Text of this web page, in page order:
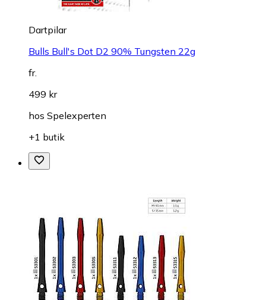
Dartpilar
Bulls Bull's Dot D2 90% Tungsten 22g
fr.
499 kr
hos Spelexperten
+1 butik